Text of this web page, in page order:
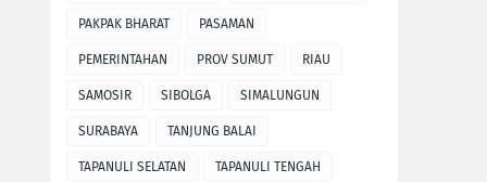
PAKPAK BHARAT PASAMAN
PEMERINTAHAN PROV SUMUT RIAU
SAMOSIR SIBOLGA SIMALUNGUN
SURABAYA TANJUNG BALAI
TAPANULI SELATAN TAPANULI TENGAH